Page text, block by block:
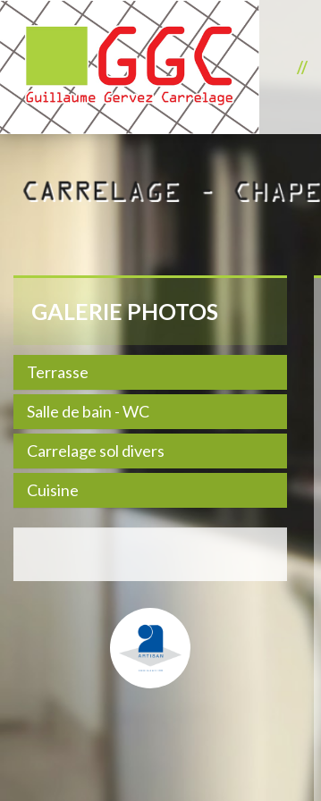
GALERIE PHOTOS
Terrasse
Salle de bain - WC
Carrelage sol divers
Cuisine